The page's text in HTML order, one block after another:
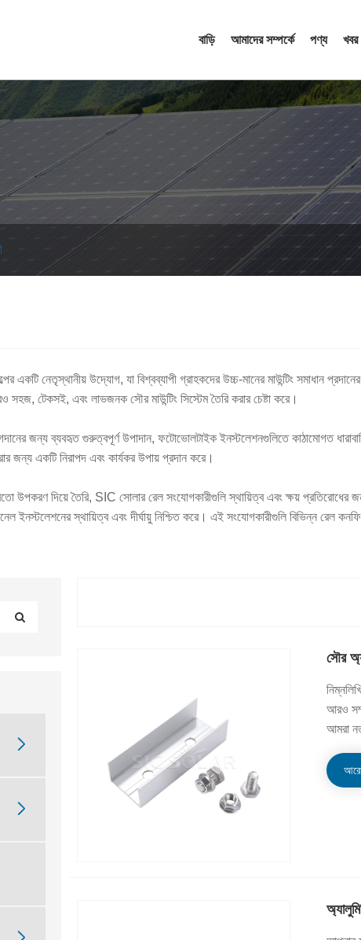
বাড়ি আমাদের সম্পর্কে পণ্য খবর
নেতৃস্থানীয় উদ্যোগ, যা বিশ্বব্যাপী গ্রাহকদের উচ্চ-মানের মাউন্টিং সমাধান
টেকসই, এবং লাভজনক সৌর মাউন্টিং সিস্টেম তৈরি করার চেষ্টা করে।
জন্য ব্যবহৃত গুরুত্বপূর্ণ উপাদান, ফটোভোলটাইক ইনস্টলেশনগুলিতে কাঠামোগত
জন্য একটি নিরাপদ এবং কার্যকর উপায় প্রদান করে।
উপকরণ দিয়ে তৈরি, SIC সোলার রেল সংযোগকারীগুলি স্থায়িত্ব এবং ক্ষয়
ইনস্টলেশনের স্থায়িত্ব এবং দীর্ঘায়ু নিশ্চিত করে। এই সংযোগকারীগুলি বিভিন্ন রেল


সৌর
আরও
আমরা